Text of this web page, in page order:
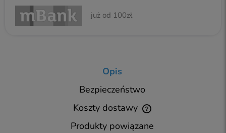
już od 100zł
Opis
Bezpieczeństwo
Koszty dostawy
Cena nie zawiera ewentualnych kosztów płatności
Produkty powiązane